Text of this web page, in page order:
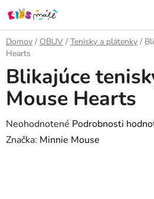
Prejsť
na
obsah
Domov / OBUV / Tenisky a plátenky /
Hearts
Blikajúce
Mouse Hearts
Priemerné
hodnotenie
Neohodnotené Podrobnosti
Značka: Minnie Mouse